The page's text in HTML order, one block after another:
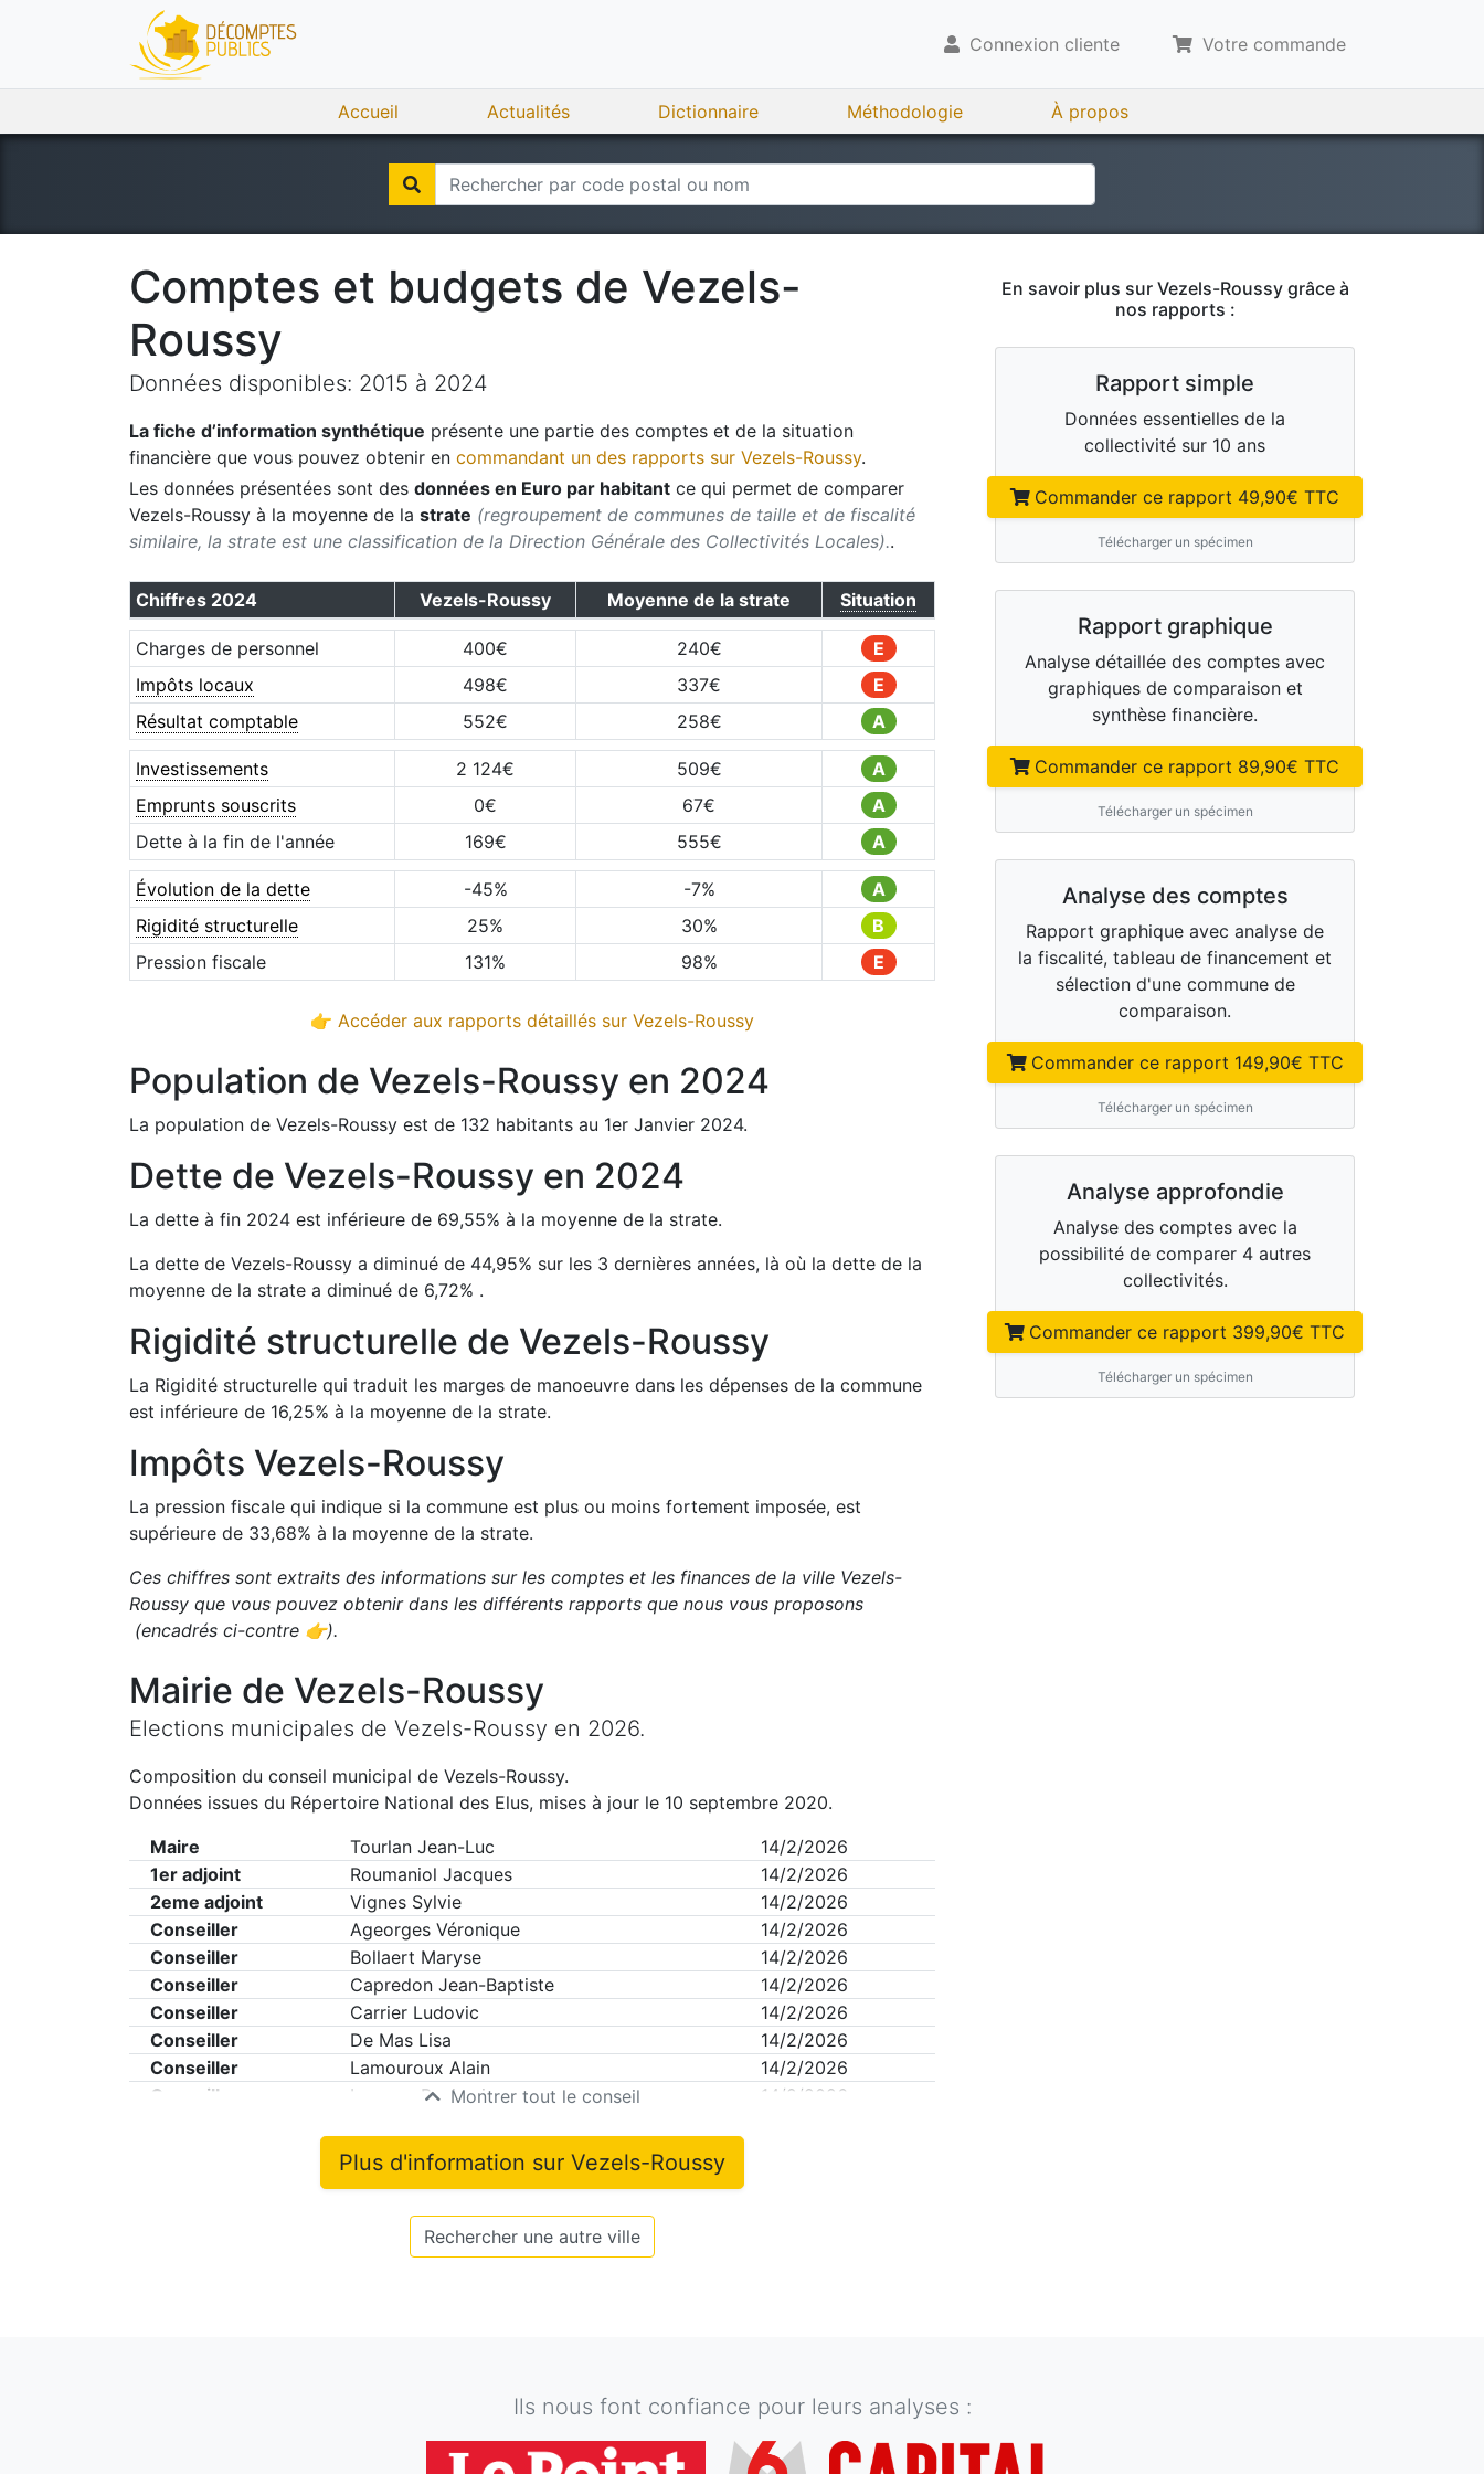
Connexion cliente Votre commande
Accueil Actualités Dictionnaire Méthodologie À propos
Comptes et budgets de Vezels-
Roussy
Données disponibles: 2015 à 2024
La fiche d’information synthétique présente une partie des comptes et de la situation
financière que vous pouvez obtenir en commandant un des rapports sur Vezels-Roussy.
Les données présentées sont des données en Euro par habitant ce qui permet de comparer
Vezels-Roussy à la moyenne de la strate (regroupement de communes de taille et de fiscalité
similaire, la strate est une classification de la Direction Générale des Collectivités Locales)..
Chiffres 2024 Vezels-Roussy Moyenne de la strate Situation
Charges de personnel 400€ 240€
E
Impôts locaux
498€ 337€
E
Résultat comptable
552€ 258€ A
Investissements 2 124€ 509€
A
Emprunts souscrits
0€ 67€
A
Dette à la fin de l'année
169€ 555€ A
Évolution de la dette -45% -7%
A
Rigidité structurelle
25% 30%
B
Pression fiscale
131% 98% E
👉 Accéder aux rapports détaillés sur Vezels-Roussy
Population de Vezels-Roussy en 2024
La population de Vezels-Roussy est de 132 habitants au 1er Janvier 2024.
Dette de Vezels-Roussy en 2024
La dette à fin 2024 est inférieure de 69,55% à la moyenne de la strate.
La dette de Vezels-Roussy a diminué de 44,95% sur les 3 dernières années, là où la dette de la
moyenne de la strate a diminué de 6,72% .
Rigidité structurelle de Vezels-Roussy
La Rigidité structurelle qui traduit les marges de manoeuvre dans les dépenses de la commune
est inférieure de 16,25% à la moyenne de la strate.
Impôts Vezels-Roussy
La pression fiscale qui indique si la commune est plus ou moins fortement imposée, est
supérieure de 33,68% à la moyenne de la strate.
Ces chiffres sont extraits des informations sur les comptes et les finances de la ville Vezels-
Roussy que vous pouvez obtenir dans les différents rapports que nous vous proposons
(encadrés ci-contre 👉).
Mairie de Vezels-Roussy
Elections municipales de Vezels-Roussy en 2026.
Composition du conseil municipal de Vezels-Roussy.
Données issues du Répertoire National des Elus, mises à jour le 10 septembre 2020.
Maire
Tourlan Jean-Luc
14/2/2026
1er adjoint
Roumaniol Jacques
14/2/2026
2eme adjoint
Vignes Sylvie
14/2/2026
Conseiller
Ageorges Véronique
14/2/2026
Conseiller
Bollaert Maryse
14/2/2026
Conseiller
Capredon Jean-Baptiste
14/2/2026
Conseiller
Carrier Ludovic
14/2/2026
Conseiller
De Mas Lisa
14/2/2026
Conseiller
Lamouroux Alain
14/2/2026
Conseiller
Lescure Benjamin 14/2/2026
Montrer tout le conseil
Plus d'information sur Vezels-Roussy
Rechercher une autre ville
En savoir plus sur Vezels-Roussygrâce à
nos rapports :
Rapport simple
Données essentielles de la
collectivité sur 10 ans
Commander ce rapport 49,90€ TTC
Télécharger un spécimen
Rapport graphique
Analyse détaillée des comptes avec
graphiques de comparaison et
synthèse financière.
Commander ce rapport 89,90€ TTC
Télécharger un spécimen
Analyse des comptes
Rapport graphique avec analyse de
la fiscalité, tableau de financement et
sélection d'une commune de
comparaison.
Commander ce rapport 149,90€ TTC
Télécharger un spécimen
Analyse approfondie
Analyse des comptes avec la
possibilité de comparer 4 autres
collectivités.
Commander ce rapport 399,90€ TTC
Télécharger un spécimen
Ils nous font confiance pour leurs analyses :